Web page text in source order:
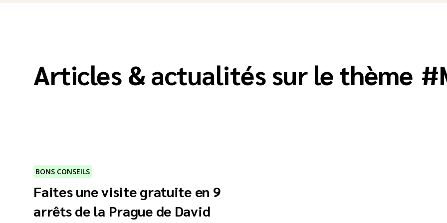
Articles & actualités sur le thème #
BONS CONSEILS
Faites une visite gratuite en 9
arrêts de la Prague de David